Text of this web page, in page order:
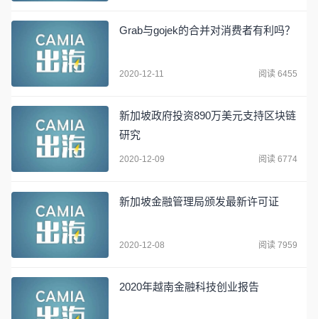
Grab与gojek的合并对消费者有利吗？
2020-12-11 阅读 6455
新加坡政府投资890万美元支持区块链
研究
2020-12-09 阅读 6774
新加坡金融管理局颁发最新许可证
2020-12-08 阅读 7959
2020年越南金融科技创业报告